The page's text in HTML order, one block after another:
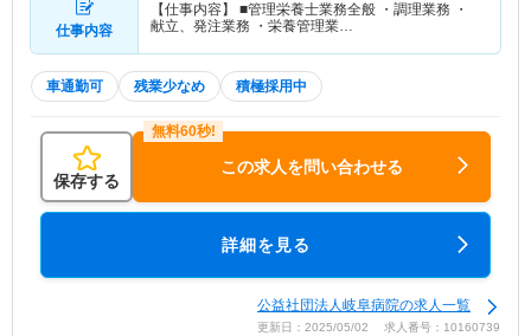
仕事内容
【仕事内容】 ■管理栄養士業務全般 ・調理業務 ・
献立、発注業務 ・栄養管理業…
車通勤可 残業少なめ 積極採用中
保存する
この求人を問い合わせる
詳細を見る
公益社団法人岐阜病院の求人一覧
更新日：2025/05/02 求人番号：10160739